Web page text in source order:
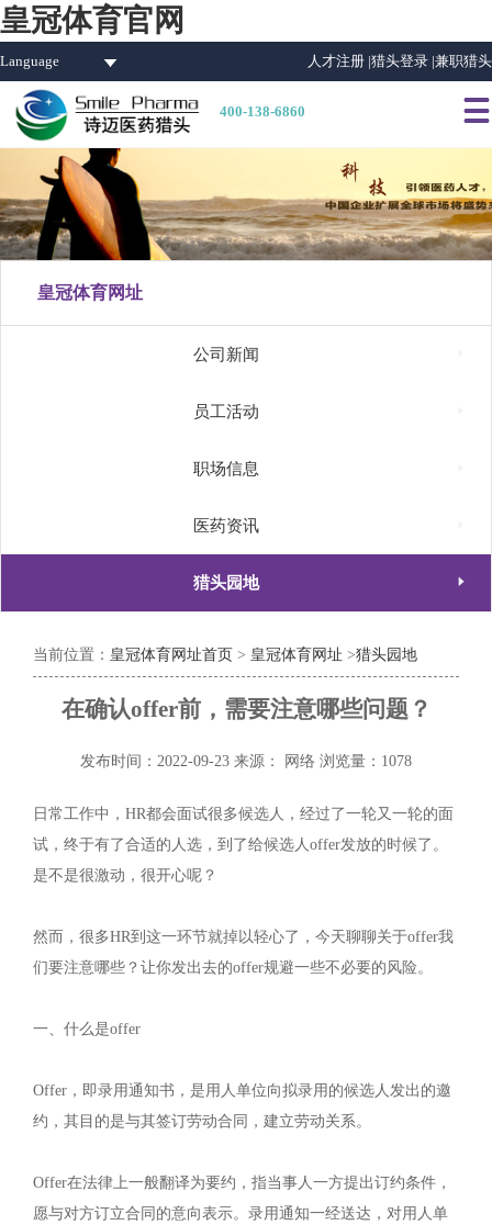
皇冠体育官网
Language 人才注册 |猎头登录 |兼职猎头
400-138-6860 
皇冠体育网址
公司新闻
员工活动
职场信息
医药资讯
猎头园地 
当前位置： 皇冠体育网址首页 > 皇冠体育网址 >猎头园地
在确认offer前，需要注意哪些问题？
发布时间：2022-09-23 来源： 网络 浏览量：1078
日常工作中，HR都会面试很多候选人，经过了一轮又一轮的面
试，终于有了合适的人选，到了给候选人offer发放的时候了。
是不是很激动，很开心呢？
然而，很多HR到这一环节就掉以轻心了，今天聊聊关于offer我
们要注意哪些？让你发出去的offer规避一些不必要的风险。
一、什么是offer
Offer，即录用通知书，是用人单位向拟录用的候选人发出的邀
约，其目的是与其签订劳动合同，建立劳动关系。
Offer在法律上一般翻译为要约，指当事人一方提出订约条件，
愿与对方订立合同的意向表示。录用通知一经送达，对用人单